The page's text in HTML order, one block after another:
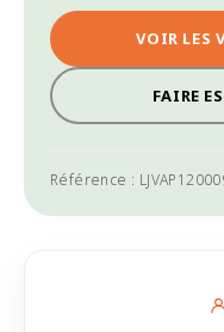
VOIR LES
FAIRE
Référence :